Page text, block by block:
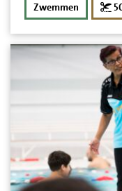
Zwemmen